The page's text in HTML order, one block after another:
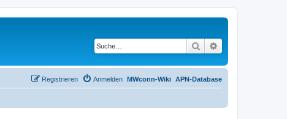
Suche
APN-Database
MWconn-Wiki
Anmelden
Registrieren